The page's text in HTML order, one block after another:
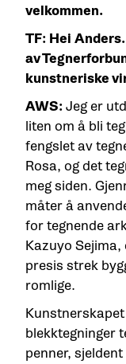
velkommen.
TF: Hei
av
kunstneriske
AWS:Jeg er
liten om å bli
fengslet av
Rosa, og det
meg siden.
måter å
for tegnende
Kazuyo Sejima,
presis strek
romlige.
blekktegninger
penner,